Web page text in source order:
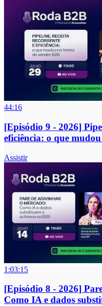
44:16
[Episódio 9 - 2026]
eficiência: o que
Assistir
1:03:15
[Episódio 8 - 2026]
Como IA e dados